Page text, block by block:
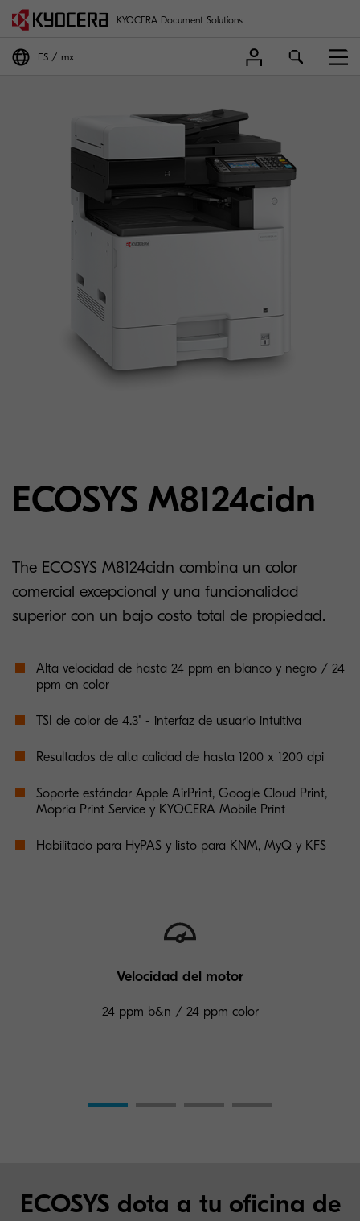
KYOCERA Document Solutions
ES mx
ECOSYS M8124cidn
The ECOSYS M8124cidn combina un color
comercial excepcional y una funcionalidad
superior con un bajo costo total de propiedad.
Alta velocidad de hasta 24 ppm en blanco y negro / 24
ppm en color
TSI de color de 4.3" - interfaz de usuario intuitiva
Resultados de alta calidad de hasta 1200 x 1200 dpi
Soporte estándar Apple AirPrint, Google Cloud Print,
Mopria Print Service y KYOCERA Mobile Print
Habilitado para HyPAS y listo para KNM, MyQ y KFS
Velocidad del motor
24 ppm b&n / 24 ppm color
ECOSYS dota a tu oficina de